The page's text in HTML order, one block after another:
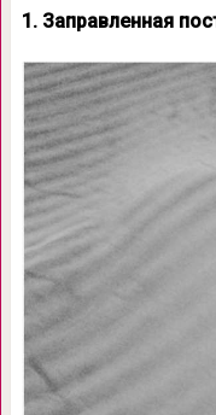
1. Заправленная